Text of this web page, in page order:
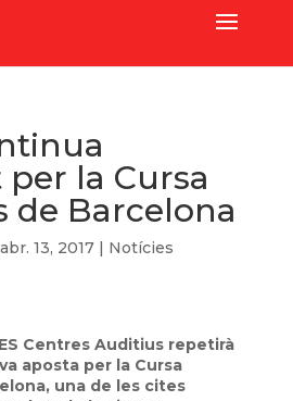
la Cursa
de Barcelona
abr. 13, 2017| Notícies
Centres Auditius repetirà
aposta per la Cursa
​​una de les cites